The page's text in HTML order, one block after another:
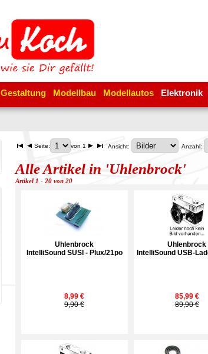
Gestaltung Modellbau Modellautos Elektronik
Seite: von 1 Ansicht: Anzahl:
Alle Artikel in 'Uhlenbrock'
Artikel 1 - 20 von 20
Uhlenbrock
IntelliSound SUSI - Plux/21po
8,99 €
9,90 €
Uhlenbrock
IntelliSound USB-
85,99 €
89,90 €